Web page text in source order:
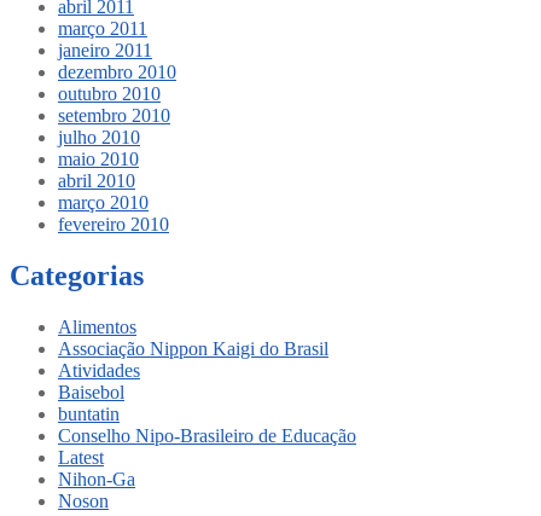
abril 2011
março 2011
janeiro 2011
dezembro 2010
outubro 2010
setembro 2010
julho 2010
maio 2010
abril 2010
março 2010
fevereiro 2010
Categorias
Alimentos
Associação Nippon Kaigi do Brasil
Atividades
Baisebol
buntatin
Conselho Nipo-Brasileiro de Educação
Latest
Nihon-Ga
Noson